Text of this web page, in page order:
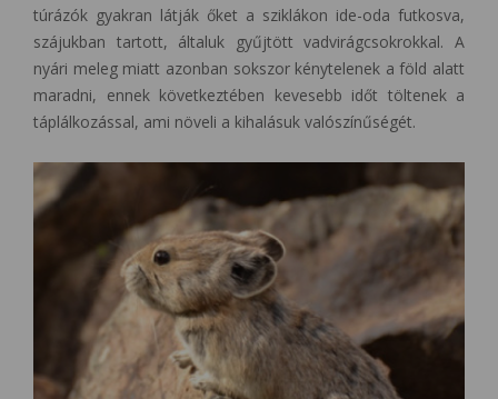
túrázók gyakran látják őket a sziklákon ide-oda futkosva,
szájukban tartott, általuk gyűjtött vadvirágcsokrokkal. A
nyári meleg miatt azonban sokszor kénytelenek a föld alatt
maradni, ennek következtében kevesebb időt töltenek a
táplálkozással, ami növeli a kihalásuk valószínűségét.